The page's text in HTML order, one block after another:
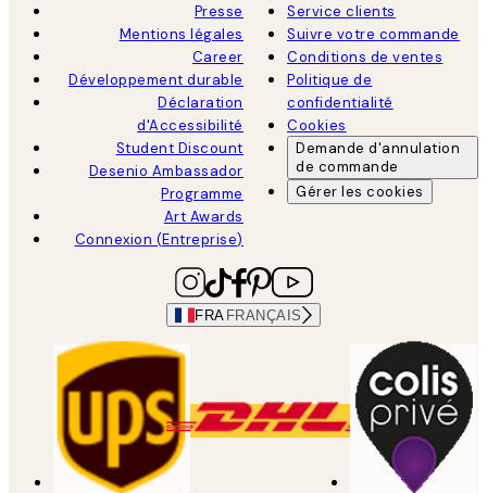
Presse
Mentions légales
Career
Développement durable
Déclaration
d'Accessibilité
Student Discount
Desenio Ambassador
Programme
Art Awards
Connexion (Entreprise)
Service clients
Suivre votre commande
Conditions de ventes
Politique de
confidentialité
Cookies
Demande d'annulation
de commande
Gérer les cookies
FRA FRANÇAIS